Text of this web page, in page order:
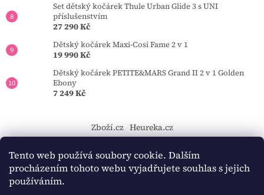
Tento web používá soubory cookie. Dalším
procházením tohoto webu vyjadřujete souhlas s jejich
používáním.
Set dětský kočárek Thule Urban Glide 3 s UNI
příslušenstvím
27 290 Kč
Dětský kočárek Maxi-Cosi Fame 2 v 1
19 990 Kč
Dětský kočárek PETITE&MARS Grand II 2 v 1 Golden
Ebony
7 249 Kč
Zboží.cz Heureka.cz
https://tourmkr.com/F1eycVcPEw